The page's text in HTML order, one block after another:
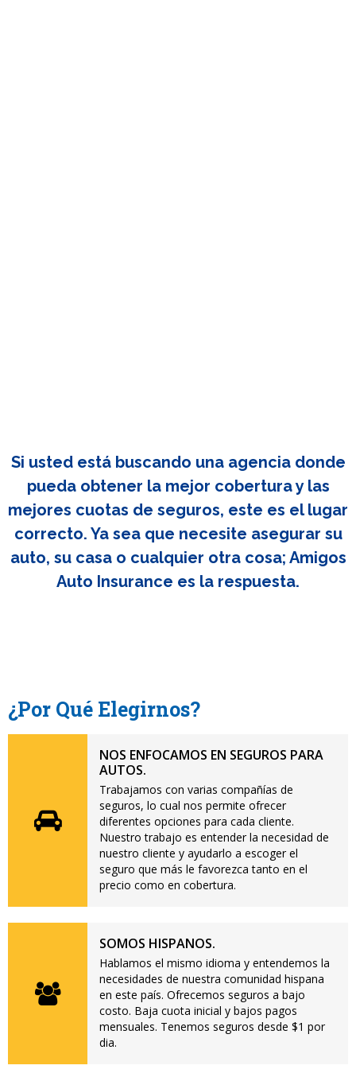
Si usted está buscando una agencia donde
pueda obtener la mejor cobertura y las
mejores cuotas de seguros, este es el lugar
correcto. Ya sea que necesite asegurar su
auto, su casa o cualquier otra cosa; Amigos
Auto Insurance es la respuesta.
¿Por Qué Elegirnos?
NOS ENFOCAMOS EN SEGUROS PARA
AUTOS.
Trabajamos con varias compañías de
seguros, lo cual nos permite ofrecer
diferentes opciones para cada cliente.
Nuestro trabajo es entender la necesidad de
nuestro cliente y ayudarlo a escoger el
seguro que más le favorezca tanto en el
precio como en cobertura.
SOMOS HISPANOS.
Hablamos el mismo idioma y entendemos la
necesidades de nuestra comunidad hispana
en este país. Ofrecemos seguros a bajo
costo. Baja cuota inicial y bajos pagos
mensuales. Tenemos seguros desde $1 por
dia.